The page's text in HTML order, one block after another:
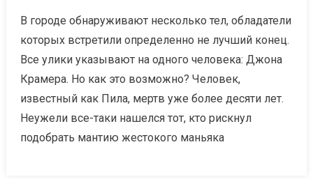
В городе обнаруживают несколько тел, обладатели
которых встретили определенно не лучший конец.
Все улики указывают на одного человека: Джона
Крамера. Но как это возможно? Человек,
известный как Пила, мертв уже более десяти лет.
Неужели все-таки нашелся тот, кто рискнул
подобрать мантию жестокого маньяка